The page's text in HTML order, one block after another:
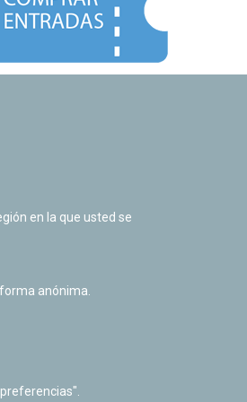
Política de cookies
acceso a información pública
en la que usted se
anónima.